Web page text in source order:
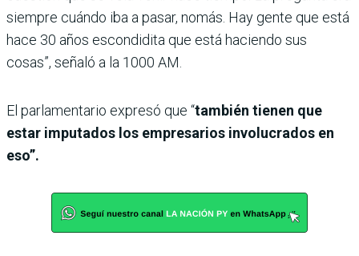
siempre cuándo iba a pasar, nomás. Hay gente que está
hace 30 años escondidita que está haciendo sus
cosas”, señaló a la 1000 AM.
El parlamentario expresó que “también tienen que
estar imputados los empresarios involucrados en
eso”.